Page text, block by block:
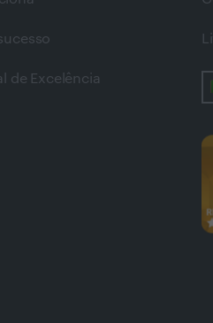
de Excelência